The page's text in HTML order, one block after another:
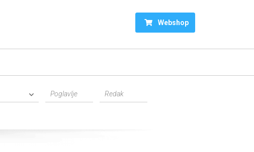
Webshop